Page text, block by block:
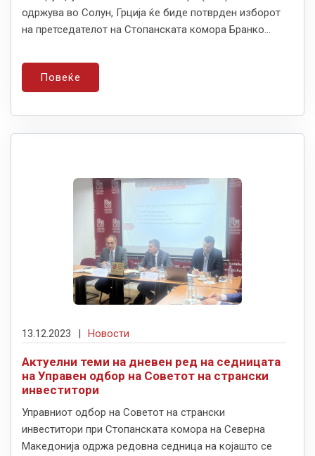
одржува во Солун, Грција ќе биде потврден изборот
на претседателот на Стопанската комора Бранко...
Повеќе
13.12.2023 | Новости
Актуелни теми на дневен ред на седницата
на Управен одбор на Советот на странски
инвеститори
Управниот одбор на Советот на странски
инвеститори при Стопанската комора на Северна
Македонија одржа редовна седница на којашто се